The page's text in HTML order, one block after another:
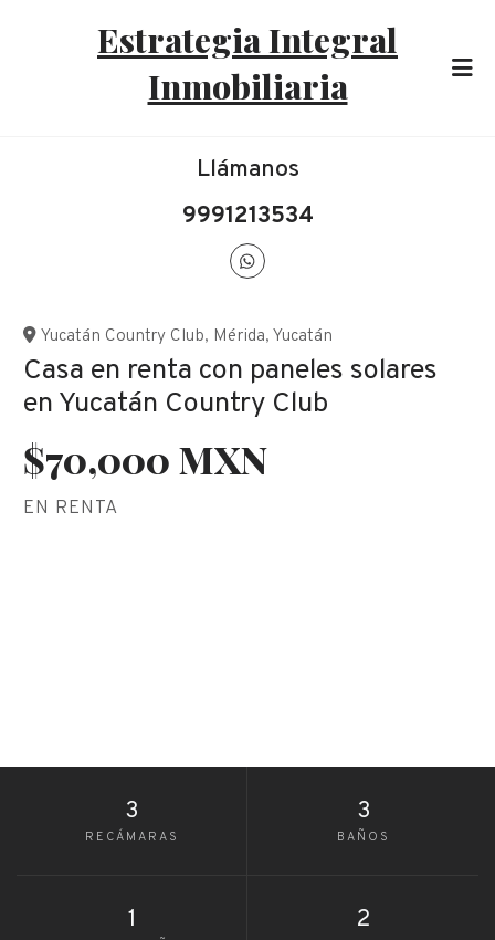
Estrategia Integral
Inmobiliaria
Llámanos
9991213534
Casa en renta con paneles solares
en Yucatán Country Club
Yucatán Country Club, Mérida,Yucatán
$70,000 MXN
EN RENTA
3
RECÁMARAS
3
BAÑOS
1 2